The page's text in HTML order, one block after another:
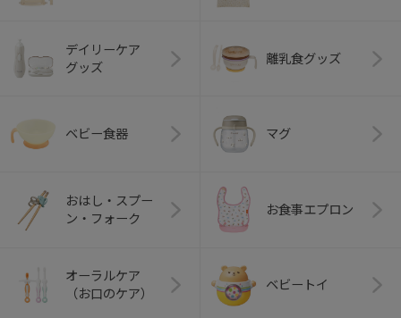
デイリーケア
グッズ
離乳食グッズ
ベビー食器 マグ
おはし・スプー
ン・フォーク
お食事エプロン
オーラルケア
（お口のケア）
ベビートイ